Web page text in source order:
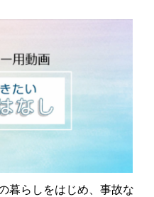
暮らしをはじめ、事故な